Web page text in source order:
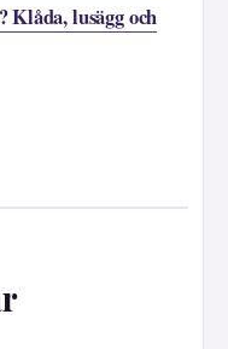
Klåda, lusägg och